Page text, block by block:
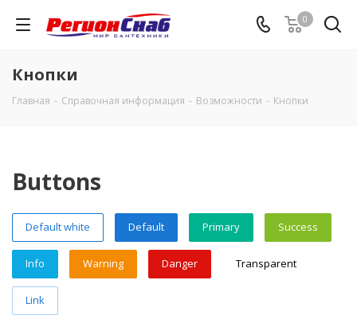
0
Кнопки
Главная - Справочная информация - Возможности - Кнопки
Buttons
Default white Default Primary Success
Info Warning Danger Transparent
Link